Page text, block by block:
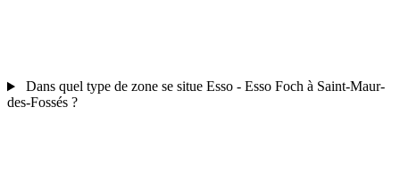
Dans quel type de zone se situe Esso - Esso Foch à Saint-Maur-
des-Fossés ?